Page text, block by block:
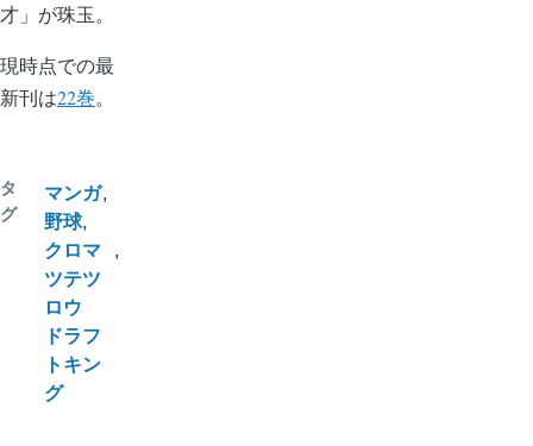
才」が珠玉。
現時点での最
新刊は22巻。
タ
グ
マンガ
野球
クロマ
ツテツ
ロウ
ドラフ
トキン
グ